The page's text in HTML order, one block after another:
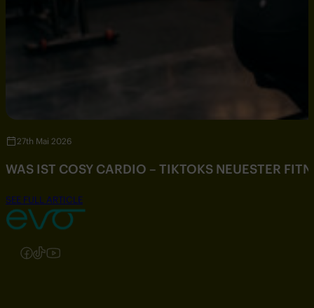
27th Mai 2026
WAS IST COSY CARDIO – TIKTOKS NEUESTER
SEE FULL ARTICLE
Folgen Sie uns auf Instagram
Folgen Sie uns auf Facebook
Folgen Sie uns auf TikTok
Folgen Sie uns auf YouTube